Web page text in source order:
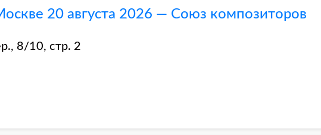
20 августа 2026 — Союз композиторов
8/10, стр. 2